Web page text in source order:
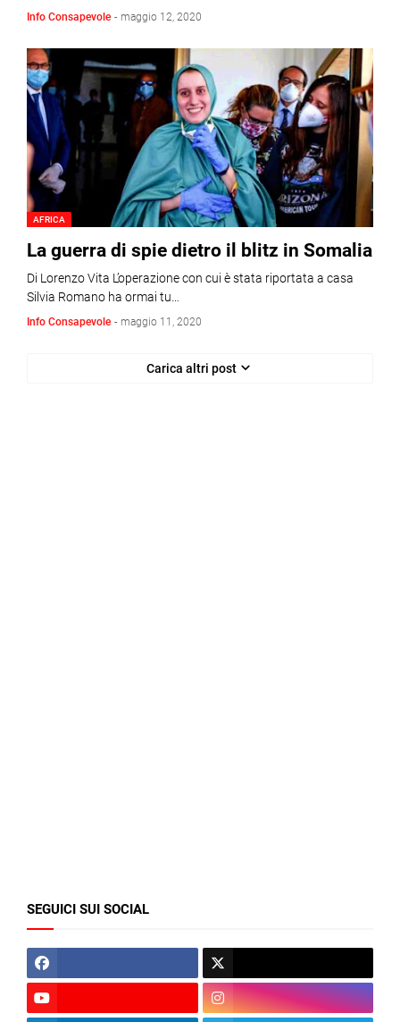
Info Consapevole - maggio 12, 2020
AFRICA
La guerra di spie dietro il blitz in Somalia
Di Lorenzo Vita L’operazione con cui è stata riportata a casa
Silvia Romano ha ormai tu…
Info Consapevole - maggio 11, 2020
Carica altri post
SEGUICI SUI SOCIAL